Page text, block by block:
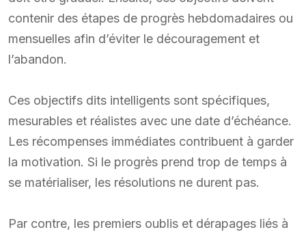
contenir des étapes de progrès hebdomadaires ou
mensuelles afin d’éviter le découragement et
l’abandon.
Ces objectifs dits intelligents sont spécifiques,
mesurables et réalistes avec une date d’échéance.
Les récompenses immédiates contribuent à garder
la motivation. Si le progrès prend trop de temps à
se matérialiser, les résolutions ne durent pas.
Par contre, les premiers oublis et dérapages liés à